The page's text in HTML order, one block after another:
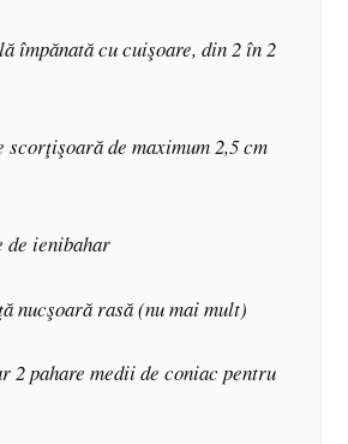
împănată cu cuişoare, din 2 în 2
scorţişoară de maximum 2,5 cm
de ienibahar
nucşoară rasă (nu mai mult)
2 pahare medii de coniac pentru